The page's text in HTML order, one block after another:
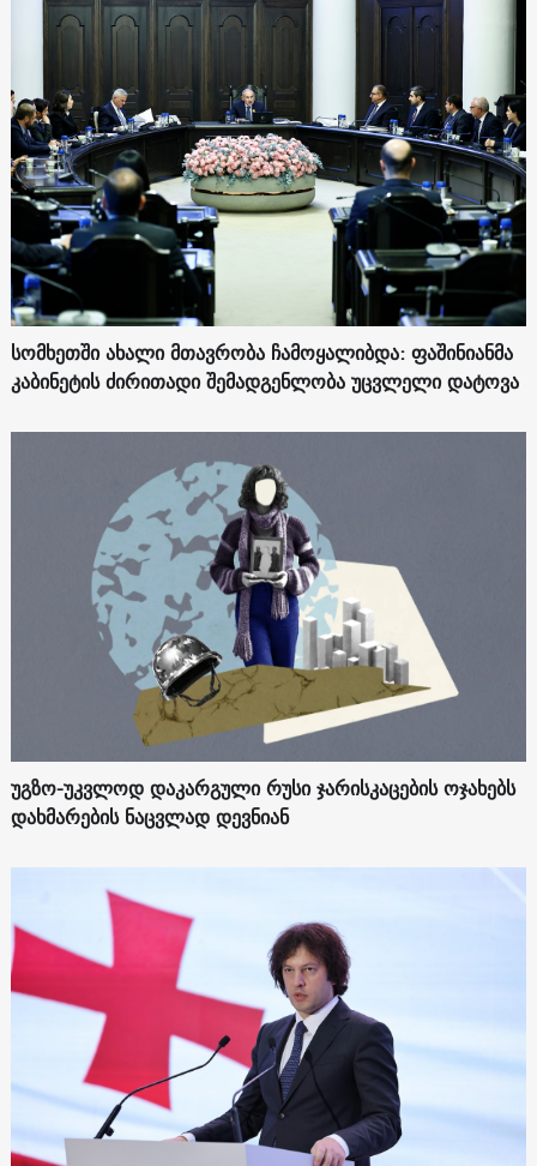
სომხეთში ახალი მთავრობა ჩამოყალიბდა: ფაშინიანმა
კაბინეტის ძირითადი შემადგენლობა უცვლელი დატოვა
უგზო-უკვლოდ დაკარგული რუსი ჯარისკაცების ოჯახებს
დახმარების ნაცვლად დევნიან